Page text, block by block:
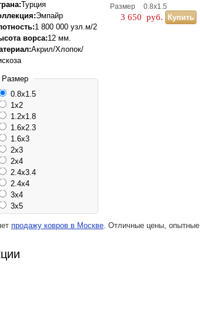
Турция
Эмпайр
1 800 000 узл.м/2
ворса:12 мм.
Акрил/Хлопок/
Размер
0.8x1.5
1x2
1.2х1.8
1.6x2.3
1.6x3
2x3
2x4
2.4x3.4
2.4x4
3x4
3x5
Размер 0.8x1.5
3 650 руб.
продажу ковров в Москве. Отличные цены, опытные